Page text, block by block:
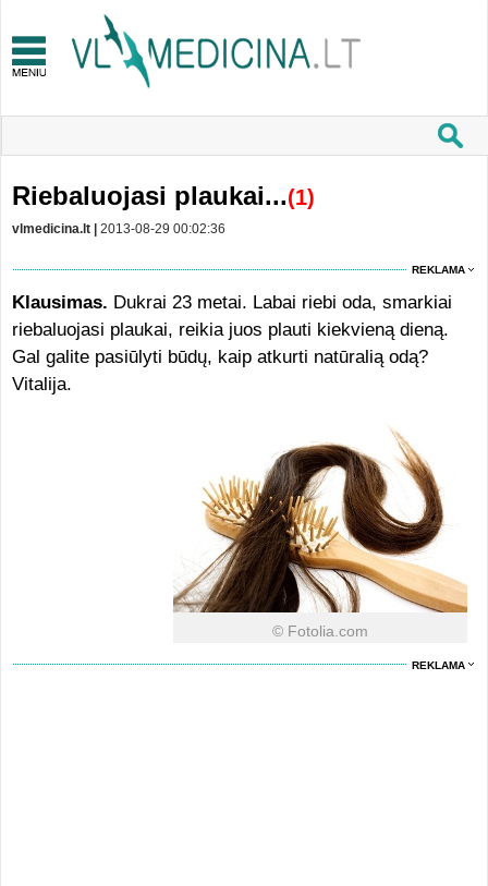
Riebaluojasi plaukai...(1)
vlmedicina.lt | 2013-08-29 00:02:36
REKLAMA
Klausimas. Dukrai 23 metai. Labai riebi oda, smarkiai
riebaluojasi plaukai, reikia juos plauti kiekvieną dieną.
Gal galite pasiūlyti būdų, kaip atkurti natūralią odą?
Vitalija.
© Fotolia.com
REKLAMA